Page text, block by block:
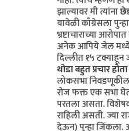
झाल्यावर मी त्यांना
यावेळी काँग्रेसला
भ्रष्टाचाराच्या
अनेक आपिये जेल मध्ये
दिल्लीत १५
थोडा बहुत प्रचार
लोकसभा
रोज फक्त एक सभा
परतला असता.
राहिली असती. ज्या
देऊन) पुन्हा जिंकला.